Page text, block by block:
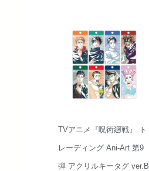
TVアニメ『呪術廻戦』 ト
レーディング Ani-Art 第9
弾 アクリルキータグ ver.B